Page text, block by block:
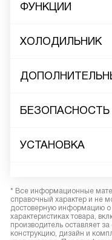
ФУНКЦИИ
ХОЛОДИЛЬНИК
БЕЗОПАСНОСТЬ
УСТАНОВКА
* Все информационные
справочный характер и не
достоверную информацию о
характеристиках товара,
производитель оставляет
конструкцию, дизайн и